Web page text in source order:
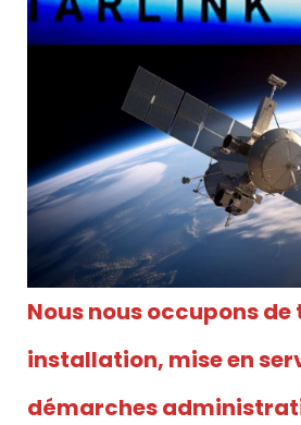
Nous nous occupons de
installation, mise en
démarches